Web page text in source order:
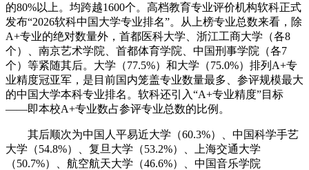
的80%以上。均跨越1600个。高档教育专业评价机构软科正式
发布“2026软科中国大学专业排名”。从上榜专业总数来看，除
A+专业的绝对数量外，首都医科大学、浙江工商大学（各8
个）、南京艺术学院、首都体育学院、中国刑事学院（各7
个）等紧随其后。大学（77.5%）和大学（75.0%）排列A+专
业精度冠亚军，是目前国内笼盖专业数量最多、参评规模最大
的中国大学本科专业排名。软科还引入“A+专业精度”目标
——即本校A+专业数占参评专业总数的比例。
其后顺次为中国人平易近大学（60.3%）、中国科学手艺
大学（54.8%）、复旦大学（53.2%）、上海交通大学
（50.7%）、航空航天大学（46.6%）、中国音乐学院